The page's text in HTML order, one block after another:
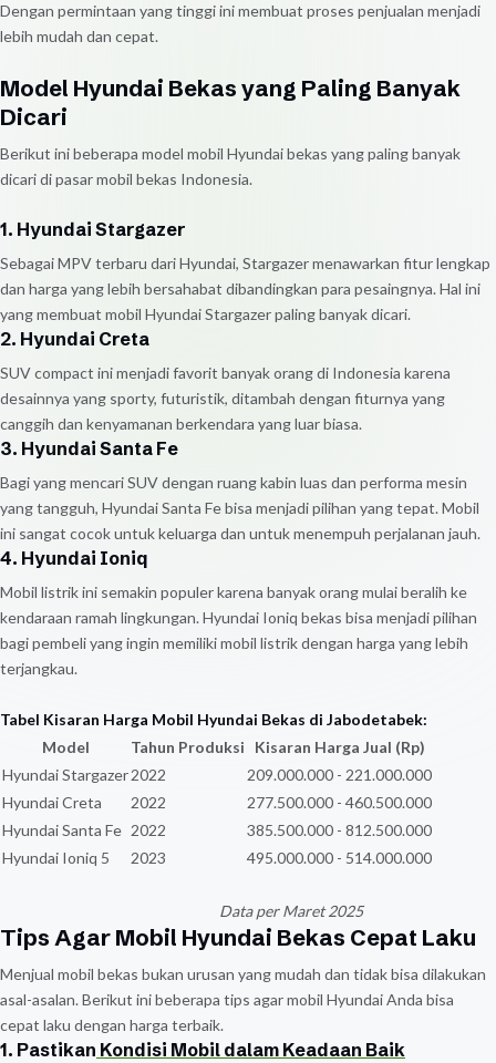
Dengan permintaan yang tinggi ini membuat proses penjualan menjadi
lebih mudah dan cepat.
Model Hyundai Bekas yang Paling Banyak
Dicari
Berikut ini beberapa model mobil Hyundai bekas yang paling banyak
dicari di pasar mobil bekas Indonesia.
1. Hyundai Stargazer
Sebagai MPV terbaru dari Hyundai, Stargazer menawarkan fitur lengkap
dan harga yang lebih bersahabat dibandingkan para pesaingnya. Hal ini
yang membuat mobil Hyundai Stargazer paling banyak dicari.
2. Hyundai Creta
SUV compact ini menjadi favorit banyak orang di Indonesia karena
desainnya yang sporty, futuristik, ditambah dengan fiturnya yang
canggih dan kenyamanan berkendara yang luar biasa.
3. Hyundai Santa Fe
Bagi yang mencari SUV dengan ruang kabin luas dan performa mesin
yang tangguh, Hyundai Santa Fe bisa menjadi pilihan yang tepat. Mobil
ini sangat cocok untuk keluarga dan untuk menempuh perjalanan jauh.
4. Hyundai Ioniq
Mobil listrik ini semakin populer karena banyak orang mulai beralih ke
kendaraan ramah lingkungan. Hyundai Ioniq bekas bisa menjadi pilihan
bagi pembeli yang ingin memiliki mobil listrik dengan harga yang lebih
terjangkau.
Tabel Kisaran Harga Mobil Hyundai Bekas di Jabodetabek:
Model
Tahun Produksi
Kisaran Harga Jual (Rp)
Hyundai Stargazer2022
209.000.000 - 221.000.000
Hyundai Creta
2022
277.500.000 - 460.500.000
Hyundai Santa Fe 2022
385.500.000 - 812.500.000
Hyundai Ioniq 5
2023 495.000.000 - 514.000.000
Data per Maret 2025
Tips Agar Mobil Hyundai Bekas Cepat Laku
Menjual mobil bekas bukan urusan yang mudah dan tidak bisa dilakukan
asal-asalan. Berikut ini beberapa tips agar mobil Hyundai Anda bisa
cepat laku dengan harga terbaik.
1. Pastikan Kondisi Mobil dalam Keadaan Baik